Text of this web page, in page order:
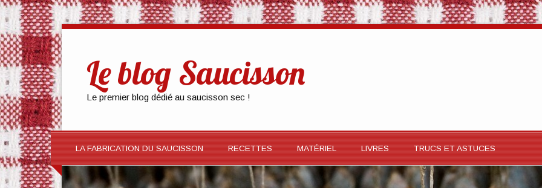
Le blog Saucisson
Le premier blog dédié au saucisson sec !
LA FABRICATION DU SAUCISSON RECETTES MATÉRIEL LIVRES TRUCS ET ASTUCES